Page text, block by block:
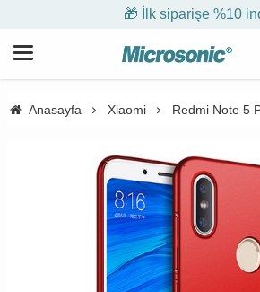
🎁 İlk siparişe %10
Anasayfa Xiaomi Redmi Note 5